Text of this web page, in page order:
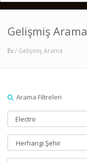
Gelişmiş Arama
Ev/ Gelişmiş Arama
Arama Filtreleri